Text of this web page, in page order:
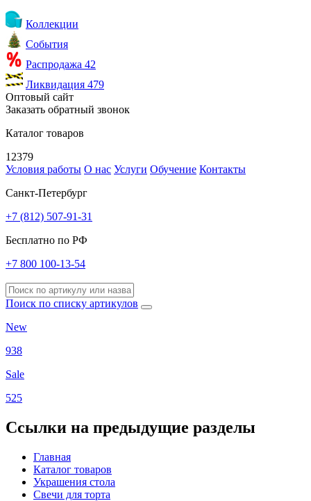
Коллекции
События
Распродажа 42
Ликвидация 479
Оптовый сайт
Заказать обратный звонок
Каталог товаров
12379
Условия работы О нас Услуги Обучение Контакты
Санкт-Петербург
+7 (812) 507-91-31
Бесплатно по РФ
+7 800 100-13-54
Поиск по списку артикулов
New
938
Sale
525
Ссылки на предыдущие разделы
Главная
Каталог товаров
Украшения стола
Свечи для торта